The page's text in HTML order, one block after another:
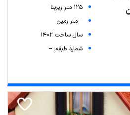
125 متر زیربنا
-- متر زمین
سال ساخت 1402
شماره طبقه: --